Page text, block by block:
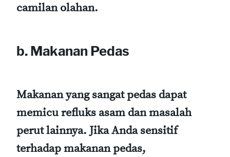
camilan olahan.
b. Makanan Pedas
Makanan yang sangat pedas dapat
memicu refluks asam dan masalah
perut lainnya. Jika Anda sensitif
terhadap makanan pedas,